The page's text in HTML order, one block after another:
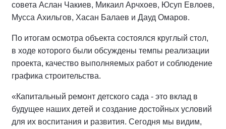
совета Аслан Чакиев, Микаил Арчхоев, Юсуп Евлоев,
Мусса Ахильгов, Хасан Балаев и Дауд Омаров.
По итогам осмотра объекта состоялся круглый стол,
в ходе которого были обсуждены темпы реализации
проекта, качество выполняемых работ и соблюдение
графика строительства.
«Капитальный ремонт детского сада - это вклад в
будущее наших детей и создание достойных условий
для их воспитания и развития. Сегодня мы видим,